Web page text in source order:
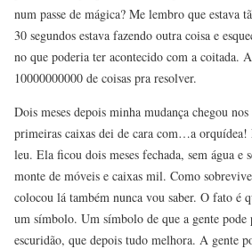
num passe de mágica? Me lembro que estava
30 segundos estava fazendo outra coisa e
no que poderia ter acontecido com a coitada.
10000000000 de coisas pra resolver.
Dois meses depois minha mudança chegou
primeiras caixas dei de cara com…a orquídea!
leu. Ela ficou dois meses fechada, sem água e
monte de móveis e caixas mil. Como
colocou lá também nunca vou saber. O fato
um símbolo. Um símbolo de que a gente pode
escuridão, que depois tudo melhora. A gente